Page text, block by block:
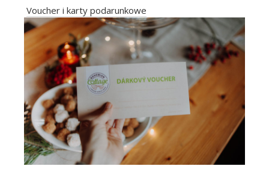
Voucher i karty podarunkowe